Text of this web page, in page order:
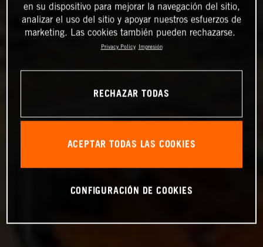
en su dispositivo para mejorar la navegación del sitio,
analizar el uso del sitio y apoyar nuestros esfuerzos de
marketing. Las cookies también pueden rechazarse.
Privacy Policy Impresión
RECHAZAR TODAS
ACEPTAR TODAS LAS COOKIES
CONFIGURACIÓN DE COOKIES